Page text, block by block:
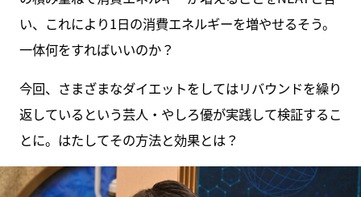
い、これにより1日の消費エネルギーを増やせるそう。
一体何をすればいいのか？
今回、さまざまなダイエットをしてはリバウンドを繰り
返しているという芸人・やしろ優が実践して検証するこ
とに。はたしてその方法と効果とは？